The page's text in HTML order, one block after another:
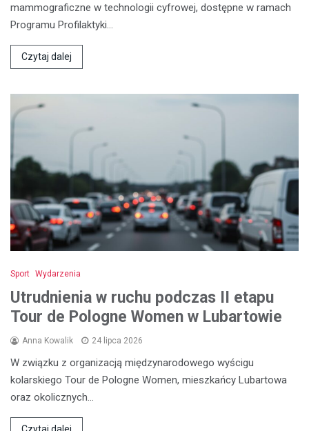
mammograficzne w technologii cyfrowej, dostępne w ramach
Programu Profilaktyki…
Czytaj dalej
Sport Wydarzenia
Utrudnienia w ruchu podczas II etapu
Tour de Pologne Women w Lubartowie
Anna Kowalik 24 lipca 2026
W związku z organizacją międzynarodowego wyścigu
kolarskiego Tour de Pologne Women, mieszkańcy Lubartowa
oraz okolicznych…
Czytaj dalej